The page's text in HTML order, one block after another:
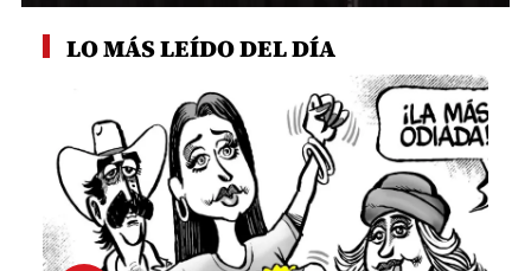
secondsLO MÁS LEÍDO DEL DÍA